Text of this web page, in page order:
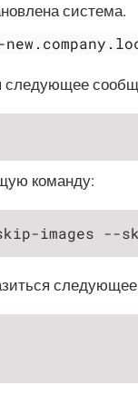
система.
следующее
команду:
images --